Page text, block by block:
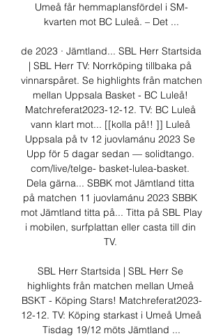
Umeå får hemmaplansfördel i SM-
kvarten mot BC Luleå. – Det ...
de 2023 · Jämtland... SBL Herr Startsida
| SBL Herr TV: Norrköping tillbaka på
vinnarspåret. Se highlights från matchen
mellan Uppsala Basket - BC Luleå!
Matchreferat2023-12-12. TV: BC Luleå
vann klart mot... [[kolla på!! ]] Luleå
Uppsala på tv 12 juovlamánu 2023 Se
Upp för 5 dagar sedan — solidtango.
com/live/telge- basket-lulea-basket.
Dela gärna... SBBK mot Jämtland titta
på matchen 11 juovlamánu 2023 SBBK
mot Jämtland titta på... Titta på SBL Play
i mobilen, surfplattan eller casta till din
TV.
SBL Herr Startsida | SBL Herr Se
highlights från matchen mellan Umeå
BSKT - Köping Stars! Matchreferat2023-
12-12. TV: Köping starkast i Umeå Umeå
Tisdag 19/12 möts Jämtland ...